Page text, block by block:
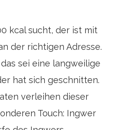
kcal sucht, der ist mit
der richtigen Adresse.
sei eine langweilige
hat sich geschnitten.
verleihen dieser
Touch: Ingwer